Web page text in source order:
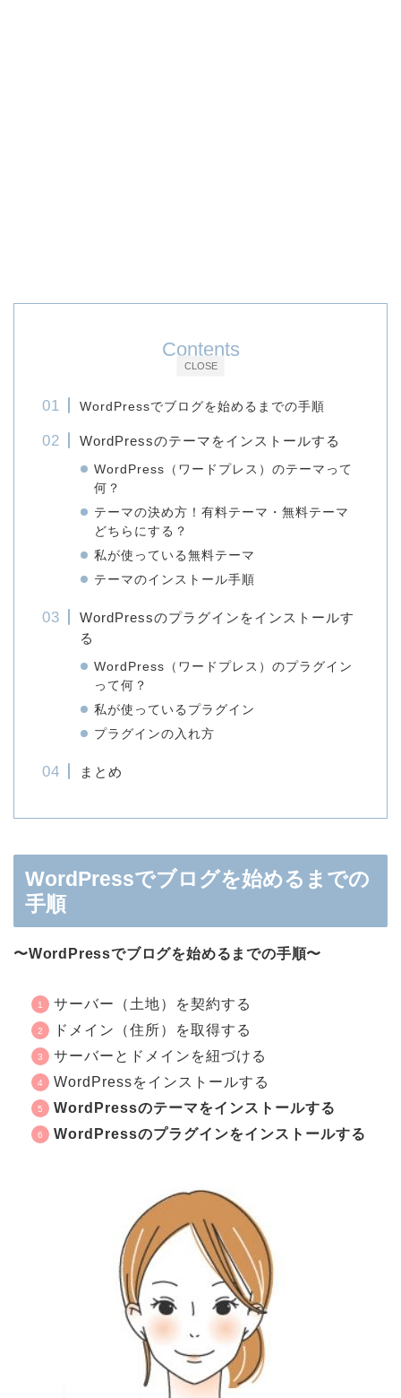
CLOSE
Contents
WordPressでブログを始めるまでの手順
WordPressのテーマをインストールする
WordPress（ワードプレス）のテーマって
何？
テーマの決め方！有料テーマ・無料テーマ
どちらにする？
私が使っている無料テーマ
テーマのインストール手順
WordPressのプラグインをインストールす
る
WordPress（ワードプレス）のプラグイン
って何？
私が使っているプラグイン
プラグインの入れ方
まとめ
WordPressでブログを始めるまでの
手順
〜WordPressでブログを始めるまでの手順〜
サーバー（土地）を契約する
ドメイン（住所）を取得する
サーバーとドメインを紐づける
WordPressをインストールする
WordPressのテーマをインストールする
WordPressのプラグインをインストールする